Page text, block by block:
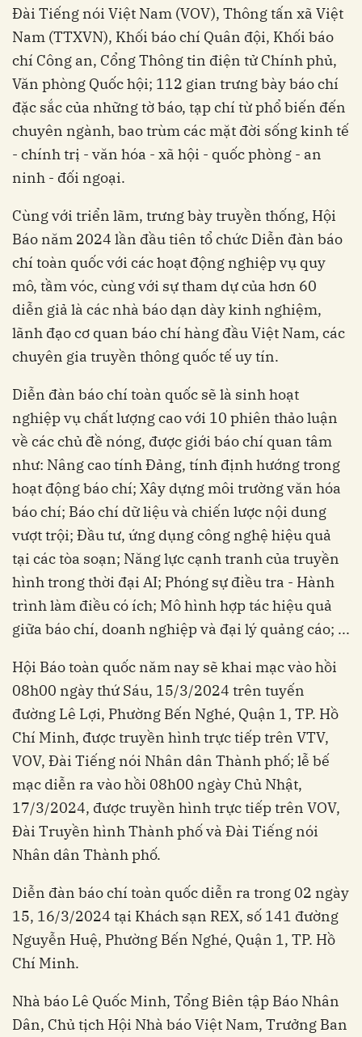
Đài Tiếng nói Việt Nam (VOV), Thông tấn xã Việt
Nam (TTXVN), Khối báo chí Quân đội, Khối báo
chí Công an, Cổng Thông tin điện tử Chính phủ,
Văn phòng Quốc hội; 112 gian trưng bày báo chí
đặc sắc của những tờ báo, tạp chí từ phổ biến đến
chuyên ngành, bao trùm các mặt đời sống kinh tế
- chính trị - văn hóa - xã hội - quốc phòng - an
ninh - đối ngoại.
Cùng với triển lãm, trưng bày truyền thống, Hội
Báo năm 2024 lần đầu tiên tổ chức Diễn đàn báo
chí toàn quốc với các hoạt động nghiệp vụ quy
mô, tầm vóc, cùng với sự tham dự của hơn 60
diễn giả là các nhà báo dạn dày kinh nghiệm,
lãnh đạo cơ quan báo chí hàng đầu Việt Nam, các
chuyên gia truyền thông quốc tế uy tín.
Diễn đàn báo chí toàn quốc sẽ là sinh hoạt
nghiệp vụ chất lượng cao với 10 phiên thảo luận
về các chủ đề nóng, được giới báo chí quan tâm
như: Nâng cao tính Đảng, tính định hướng trong
hoạt động báo chí; Xây dựng môi trường văn hóa
báo chí; Báo chí dữ liệu và chiến lược nội dung
vượt trội; Đầu tư, ứng dụng công nghệ hiệu quả
tại các tòa soạn; Năng lực cạnh tranh của truyền
hình trong thời đại AI; Phóng sự điều tra - Hành
trình làm điều có ích; Mô hình hợp tác hiệu quả
giữa báo chí, doanh nghiệp và đại lý quảng cáo; ...
Hội Báo toàn quốc năm nay sẽ khai mạc vào hồi
08h00 ngày thứ Sáu, 15/3/2024 trên tuyến
đường Lê Lợi, Phường Bến Nghé, Quận 1, TP. Hồ
Chí Minh, được truyền hình trực tiếp trên VTV,
VOV, Đài Tiếng nói Nhân dân Thành phố; lễ bế
mạc diễn ra vào hồi 08h00 ngày Chủ Nhật,
17/3/2024, được truyền hình trực tiếp trên VOV,
Đài Truyền hình Thành phố và Đài Tiếng nói
Nhân dân Thành phố.
Diễn đàn báo chí toàn quốc diễn ra trong 02 ngày
15, 16/3/2024 tại Khách sạn REX, số 141 đường
Nguyễn Huệ, Phường Bến Nghé, Quận 1, TP. Hồ
Chí Minh.
Nhà báo Lê Quốc Minh, Tổng Biên tập Báo Nhân
Dân, Chủ tịch Hội Nhà báo Việt Nam, Trưởng Ban